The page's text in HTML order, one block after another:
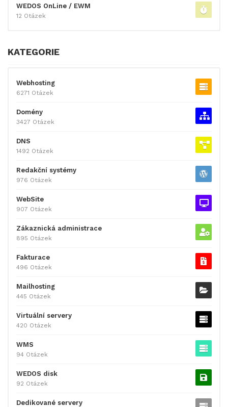
WEDOS OnLine / EWM
12 Otázek
KATEGORIE
Webhosting
6271 Otázek
Domény
3427 Otázek
DNS
1492 Otázek
Redakční systémy
976 Otázek
WebSite
907 Otázek
Zákaznická administrace
895 Otázek
Fakturace
496 Otázek
Mailhosting
445 Otázek
Virtuální servery
420 Otázek
WMS
94 Otázek
WEDOS disk
92 Otázek
Dedikované servery